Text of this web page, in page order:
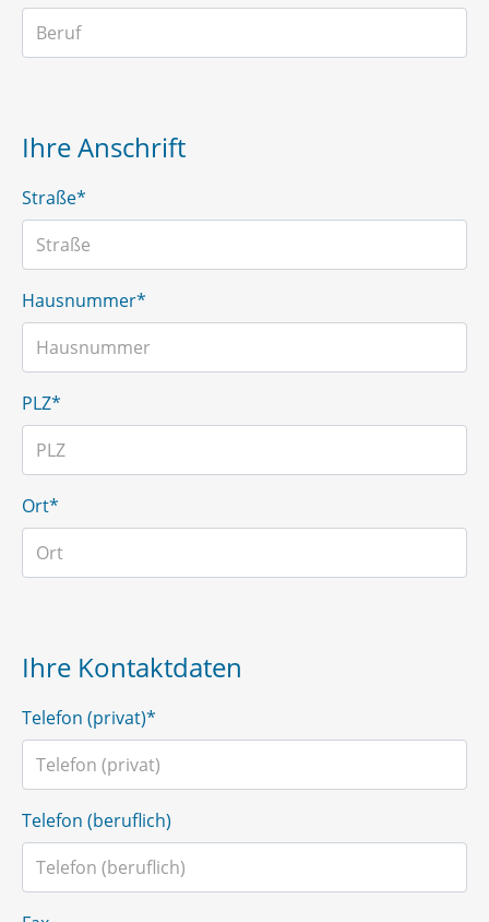
Ihre Anschrift
Straße*
Hausnummer*
PLZ*
Ort*
Ihre Kontaktdaten
Telefon (privat)*
Telefon (beruflich)